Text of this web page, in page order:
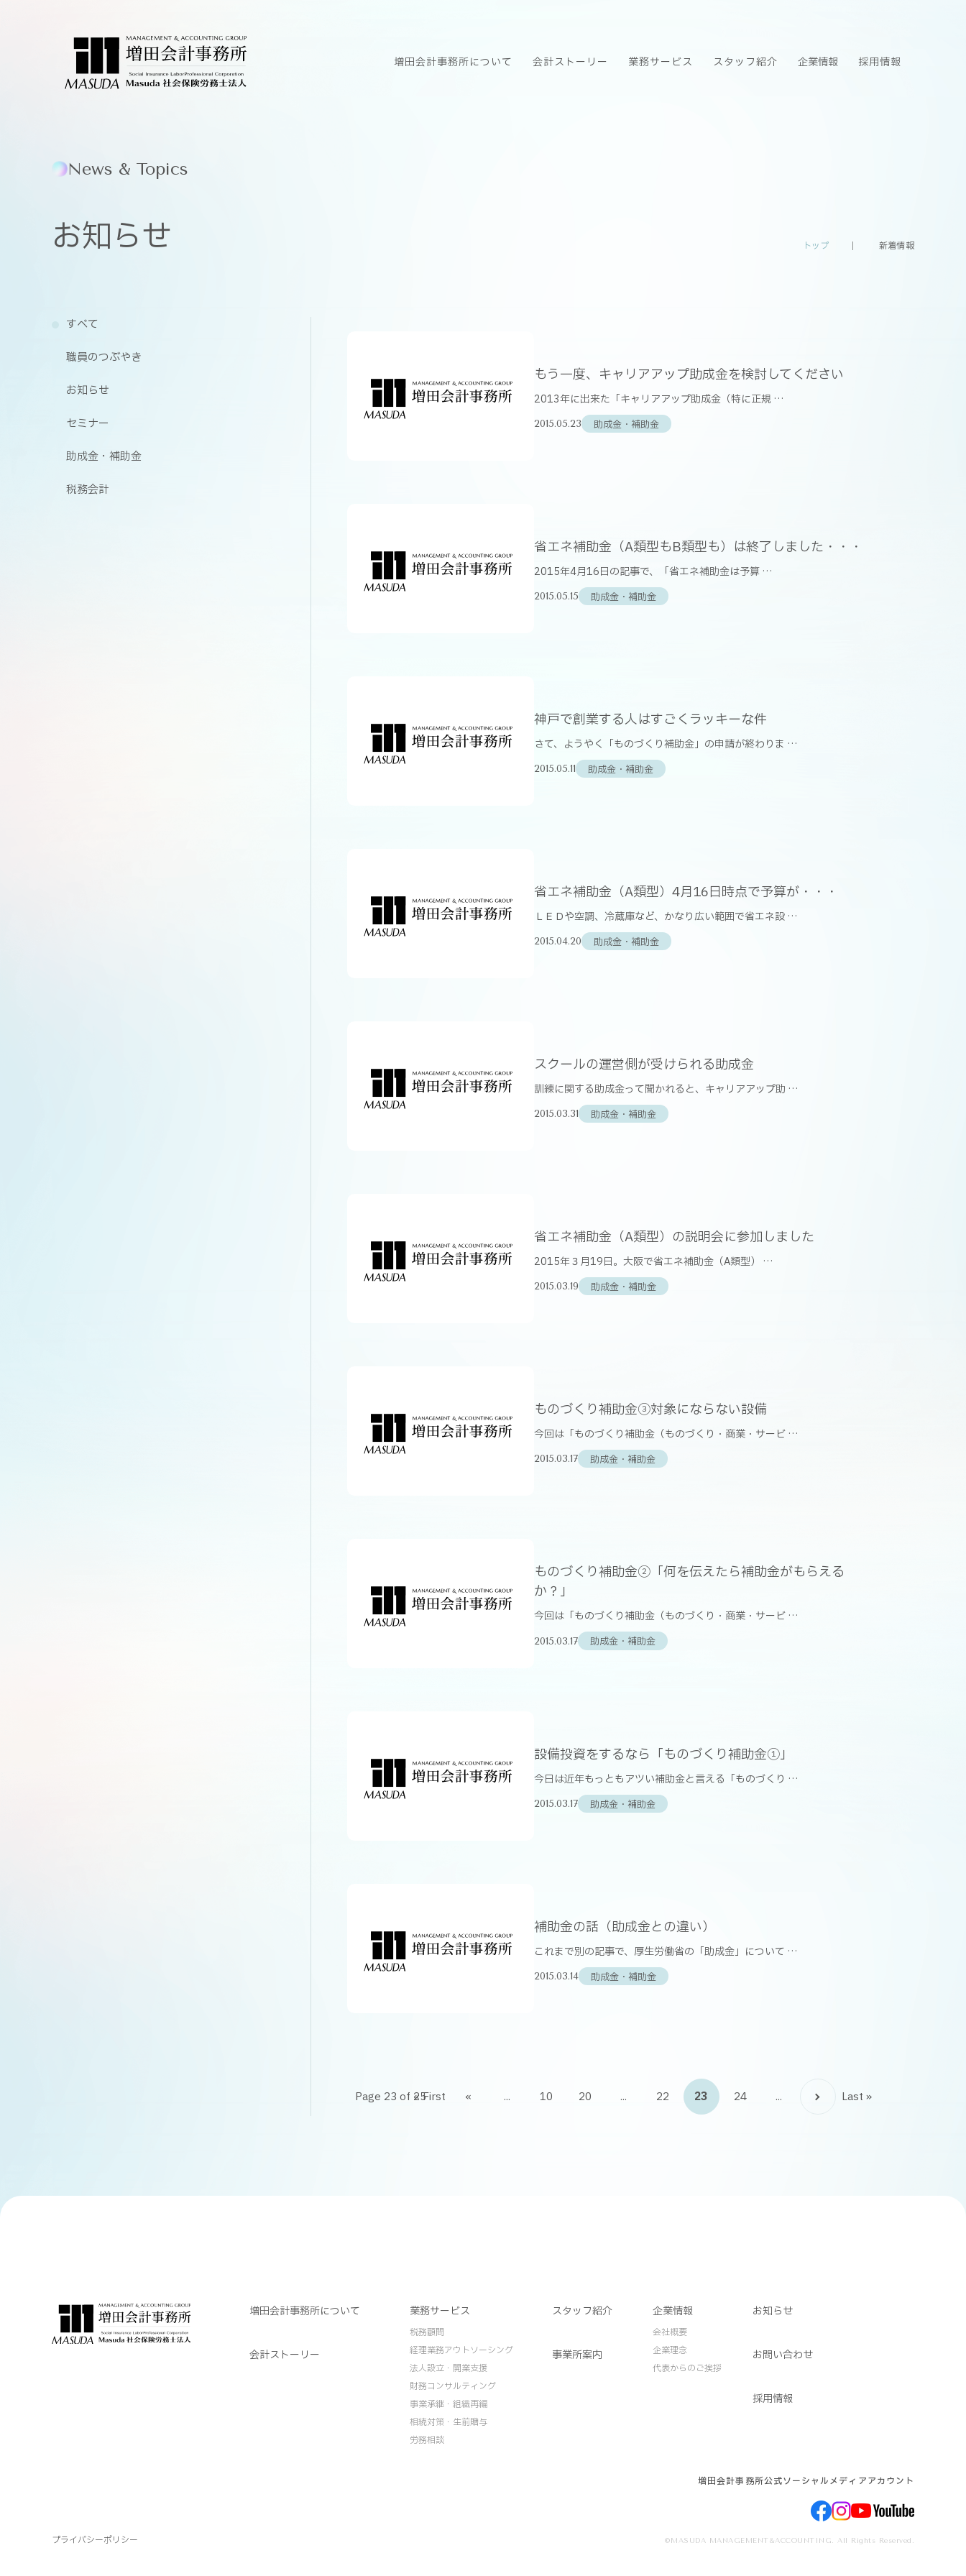
増田会計事務所について 会計ストーリー 業務サービス スタッフ紹介 企業情報 採用情報
News & Topics
お知らせ トップ 新着情報
すべて
職員のつぶやき
お知らせ
セミナー
助成金・補助金
税務会計
もう一度、キャリアアップ助成金を検討してください
2013年に出来た「キャリアアップ助成金（特に正規 …
2015.05.23 助成金・補助金
省エネ補助金（A類型もB類型も）は終了しました・・・
2015年4月16日の記事で、「省エネ補助金は予算 …
2015.05.15 助成金・補助金
神戸で創業する人はすごくラッキーな件
さて、ようやく「ものづくり補助金」の申請が終わりま …
2015.05.11 助成金・補助金
省エネ補助金（A類型）4月16日時点で予算が・・・
ＬＥＤや空調、冷蔵庫など、かなり広い範囲で省エネ設 …
2015.04.20 助成金・補助金
スクールの運営側が受けられる助成金
訓練に関する助成金って聞かれると、キャリアアップ助 …
2015.03.31 助成金・補助金
省エネ補助金（A類型）の説明会に参加しました
2015年３月19日。大阪で省エネ補助金（A類型） …
2015.03.19 助成金・補助金
ものづくり補助金③対象にならない設備
今回は「ものづくり補助金（ものづくり・商業・サービ …
2015.03.17 助成金・補助金
ものづくり補助金②「何を伝えたら補助金がもらえる
か？」
今回は「ものづくり補助金（ものづくり・商業・サービ …
2015.03.17 助成金・補助金
設備投資をするなら「ものづくり補助金①」
今日は近年もっともアツい補助金と言える「ものづくり …
2015.03.17 助成金・補助金
補助金の話（助成金との違い）
これまで別の記事で、厚生労働省の「助成金」について …
2015.03.14 助成金・補助金
Page 23 of 25« First « ... 10 20 ... 22 23 24 ... Last »
増田会計事務所について
会計ストーリー
業務サービス
税務顧問
経理業務アウトソーシング
法人設立・開業支援
財務コンサルティング
事業承継・組織再編
相続対策・生前贈与
労務相談
スタッフ紹介
事業所案内
企業情報
会社概要
企業理念
代表からのご挨拶
お知らせ
お問い合わせ
採用情報
プライバシーポリシー
増田会計事務所公式ソーシャルメディアアカウント
©MASUDA MANAGEMENT&ACCOUNTING. All Rights Reserved.